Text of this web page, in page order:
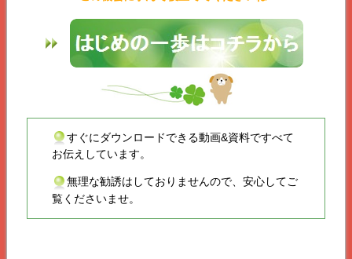
すぐにダウンロードできる動画&資料ですべて
お伝えしています。
無理な勧誘はしておりませんので、安心してご
覧くださいませ。